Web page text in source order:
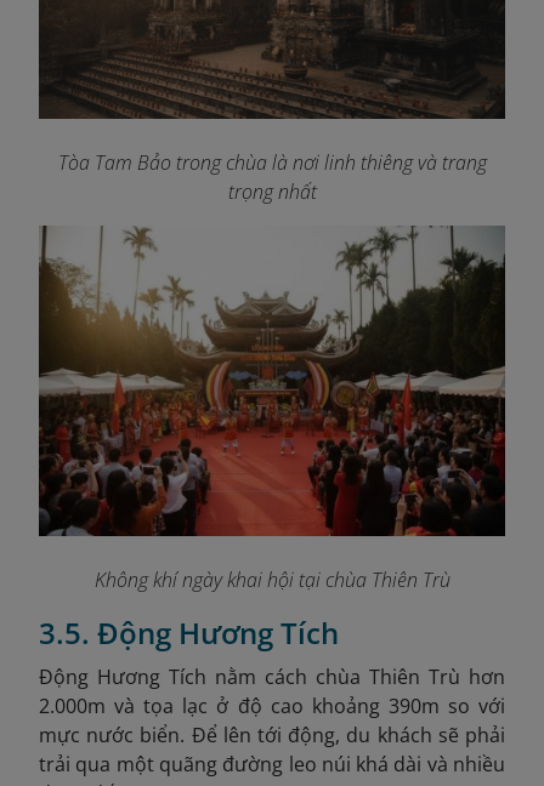
Tòa Tam Bảo trong chùa là nơi linh thiêng và trang
trọng nhất
Không khí ngày khai hội tại chùa Thiên Trù
3.5. Động Hương Tích
Động Hương Tích nằm cách chùa Thiên Trù hơn
2.000m và tọa lạc ở độ cao khoảng 390m so với
mực nước biển. Để lên tới động, du khách sẽ phải
trải qua một quãng đường leo núi khá dài và nhiều